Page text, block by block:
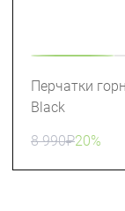
Перчатки
Black
8 990₽20%